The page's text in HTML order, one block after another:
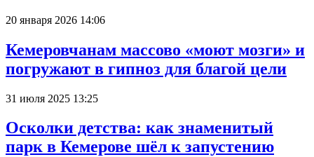
20 января 2026 14:06
Кемеровчанам массово «моют мозги» и
погружают в гипноз для благой цели
31 июля 2025 13:25
Осколки детства: как знаменитый
парк в Кемерове шёл к запустению